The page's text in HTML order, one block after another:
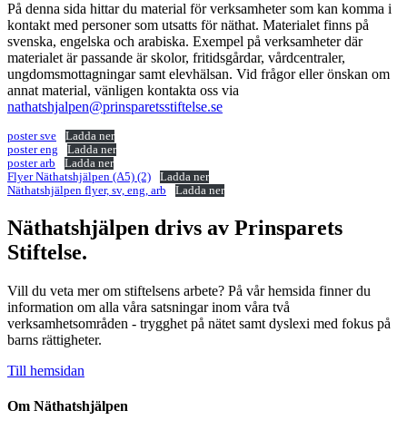
På denna sida hittar du material för verksamheter som kan komma i
kontakt med personer som utsatts för näthat. Materialet finns på
svenska, engelska och arabiska. Exempel på verksamheter där
materialet är passande är skolor, fritidsgårdar, vårdcentraler,
ungdomsmottagningar samt elevhälsan. Vid frågor eller önskan om
annat material, vänligen kontakta oss via
nathatshjalpen@prinsparetsstiftelse.se
poster sve
Ladda ner
poster eng
Ladda ner
poster arb
Ladda ner
Flyer Näthatshjälpen (A5) (2)
Ladda ner
Näthatshjälpen flyer, sv, eng, arb
Ladda ner
Näthatshjälpen drivs av Prinsparets
Stiftelse.
Vill du veta mer om stiftelsens arbete? På vår hemsida finner du
information om alla våra satsningar inom våra två
verksamhetsområden - trygghet på nätet samt dyslexi med fokus på
barns rättigheter.
Till hemsidan
Om Näthatshjälpen